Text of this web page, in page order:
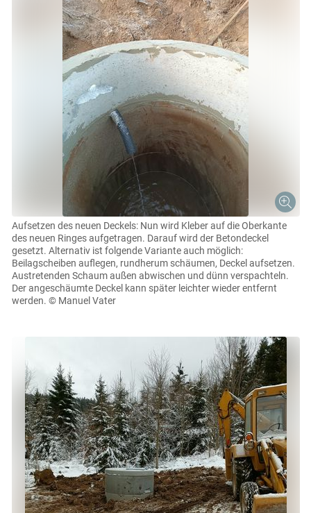
Aufsetzen des neuen Deckels: Nun wird Kleber auf die Oberkante
des neuen Ringes aufgetragen. Darauf wird der Betondeckel
gesetzt. Alternativ ist folgende Variante auch möglich:
Beilagscheiben auflegen, rundherum schäumen, Deckel aufsetzen.
Austretenden Schaum außen abwischen und dünn verspachteln.
Der angeschäumte Deckel kann später leichter wieder entfernt
werden. © Manuel Vater